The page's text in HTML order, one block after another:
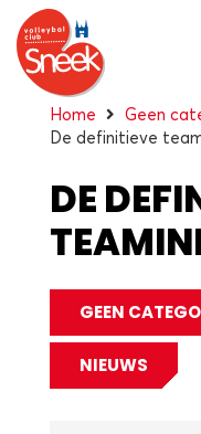
Home
Geen
De definitieve
DE
GEEN
NIEUWS